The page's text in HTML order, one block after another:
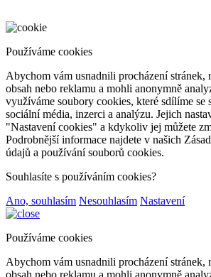
Používáme cookies
Abychom vám usnadnili procházení stránek,
obsah nebo reklamu a mohli anonymně
využíváme soubory cookies, které sdílíme se
sociální média, inzerci a analýzu. Jejich
"Nastavení cookies" a kdykoliv jej můžete
Podrobnější informace najdete v našich
údajů a používání souborů cookies.
Souhlasíte s používáním cookies?
Ano, souhlasím Nesouhlasím Nastavení
Používáme cookies
Abychom vám usnadnili procházení stránek,
obsah nebo reklamu a mohli anonymně